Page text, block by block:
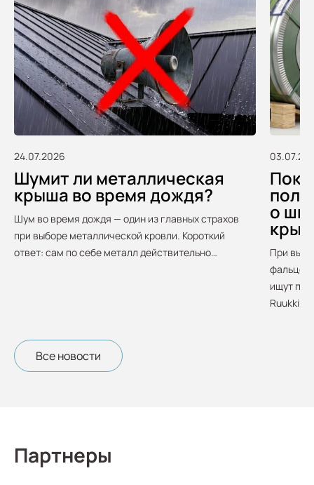
24.07.2026
Шумит ли металлическая
крыша во время дождя?
Шум во время дождя — один из главных страхов
при выборе металлической кровли. Короткий
ответ: сам по себе металл действительно…
о
При
ищут
Ruukki.
Все новости
Партнеры